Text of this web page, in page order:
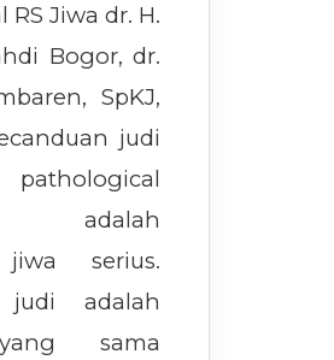
RS Jiwa dr. H.
Bogor, dr.
SpKJ,
judi
adalah
serius.
judi adalah
sama